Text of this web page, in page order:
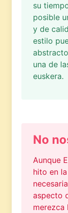
su
posible
y de
estilo
una de
euskera.
No
Aunque
hito en
aspecto
merezca